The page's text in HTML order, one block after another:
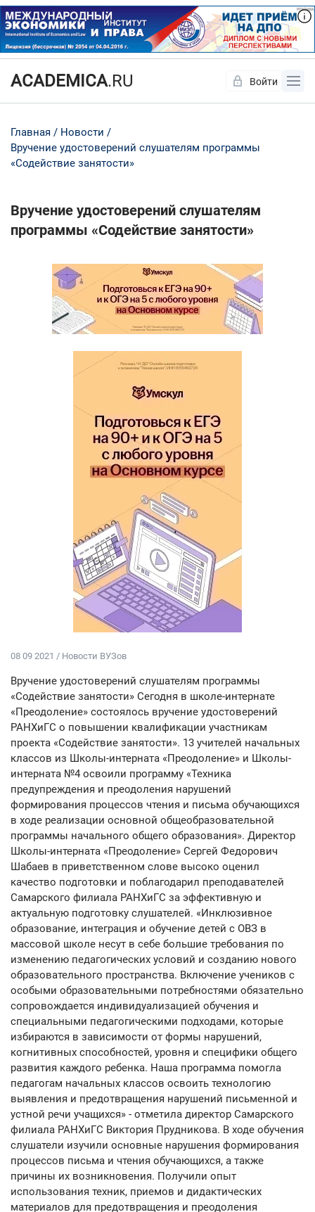
ACADEMICA.RU Войти
Главная
Новости
Вручение удостоверений слушателям программы
«Содействие занятости»
Вручение удостоверений слушателям
программы «Содействие занятости»
08 09 2021 / Новости ВУЗов
Вручение удостоверений слушателям программы
«Содействие занятости» Сегодня в школе-интернате
«Преодоление» состоялось вручение удостоверений
РАНХиГС о повышении квалификации участникам
проекта «Содействие занятости». 13 учителей начальных
классов из Школы-интерната «Преодоление» и Школы-
интерната №4 освоили программу «Техника
предупреждения и преодоления нарушений
формирования процессов чтения и письма обучающихся
в ходе реализации основной общеобразовательной
программы начального общего образования». Директор
Школы-интерната «Преодоление» Сергей Федорович
Шабаев в приветственном слове высоко оценил
качество подготовки и поблагодарил преподавателей
Самарского филиала РАНХиГС за эффективную и
актуальную подготовку слушателей. «Инклюзивное
образование, интеграция и обучение детей с ОВЗ в
массовой школе несут в себе большие требования по
изменению педагогических условий и созданию нового
образовательного пространства. Включение учеников с
особыми образовательными потребностями обязательно
сопровождается индивидуализацией обучения и
специальными педагогическими подходами, которые
избираются в зависимости от формы нарушений,
когнитивных способностей, уровня и специфики общего
развития каждого ребенка. Наша программа помогла
педагогам начальных классов освоить технологию
выявления и предотвращения нарушений письменной и
устной речи учащихся» - отметила директор Самарского
филиала РАНХиГС Виктория Прудникова. В ходе обучения
слушатели изучили основные нарушения формирования
процессов письма и чтения обучающихся, а также
причины их возникновения. Получили опыт
использования техник, приемов и дидактических
материалов для предотвращения и преодоления
Да Нет